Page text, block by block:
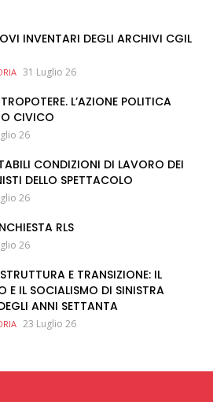
INVENTARI DEGLI ARCHIVI CGIL
31 Luglio 26
L’AZIONE POLITICA
CIVICO
26
CONDIZIONI DI LAVORO DEI
DELLO SPETTACOLO
26
RLS
26
E TRANSIZIONE: IL
E IL SOCIALISMO DI SINISTRA
ANNI SETTANTA
23 Luglio 26